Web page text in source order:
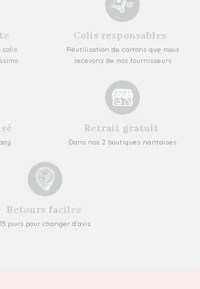
colis
Colis responsables
Réutilisation de cartons que nous
recevons de nos fournisseurs
Retrait gratuit
Dans nos 2 boutiques nantaises
Retours faciles
15 jours pour changer d’avis